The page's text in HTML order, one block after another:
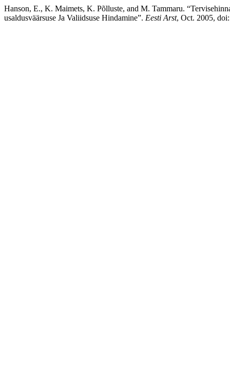
Hanson, E., K. Maimets, K. Põlluste, and M. Tammaru.
usaldusväärsuse Ja Valiidsuse Hindamine”. Eesti Arst, Oct. 2005,